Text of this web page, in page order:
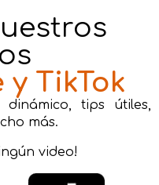
y TikTok
dinámico, tips útiles,
más.
video!